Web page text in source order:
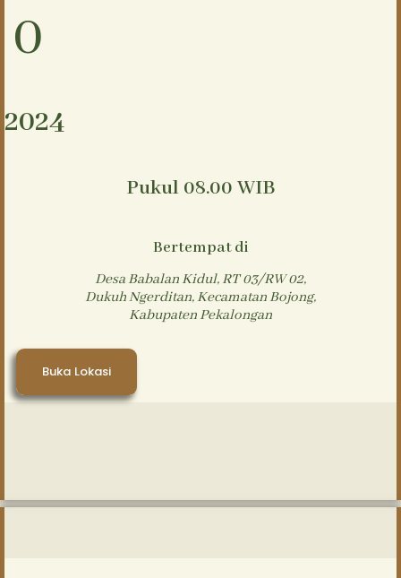
0
2024
Pukul 08.00 WIB
Bertempat di
Desa Babalan Kidul, RT 03/RW 02,
Dukuh Ngerditan, Kecamatan Bojong,
Kabupaten Pekalongan
Buka Lokasi